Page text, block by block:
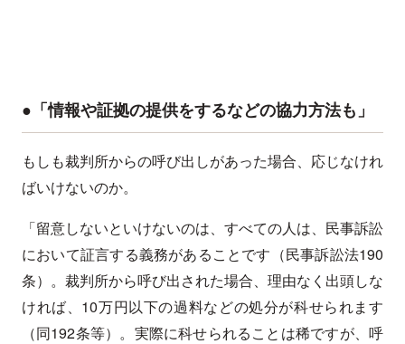
●「情報や証拠の提供をするなどの協力方法も」
もしも裁判所からの呼び出しがあった場合、応じなけれ
ばいけないのか。
「留意しないといけないのは、すべての人は、民事訴訟
において証言する義務があることです（民事訴訟法190
条）。裁判所から呼び出された場合、理由なく出頭しな
ければ、10万円以下の過料などの処分が科せられます
（同192条等）。実際に科せられることは稀ですが、呼